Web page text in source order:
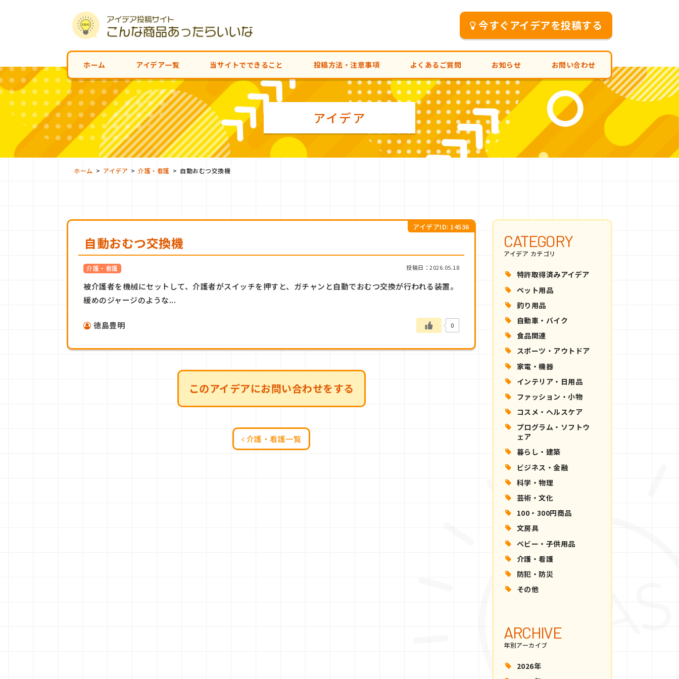
今すぐアイデアを投稿する
ホーム アイデア一覧 当サイトでできること 投稿方法・注意事項 よくあるご質問 お知らせ お問い合わせ
アイデア
ホーム > アイデア > 介護・看護 > 自動おむつ交換機
自動おむつ交換機
アイデアID: 14536
介護・看護 投稿日：2026.05.18
被介護者を機械にセットして、介護者がスイッチを押すと、ガチャンと自動でおむつ交換が行われる装置。
緩めのジャージのような...
徳島豊明 0
このアイデアにお問い合わせをする
介護・看護一覧
CATEGORY
アイデア カテゴリ
特許取得済みアイデア
ペット用品
釣り用品
自動車・バイク
食品関連
スポーツ・アウトドア
家電・機器
インテリア・日用品
ファッション・小物
コスメ・ヘルスケア
プログラム・ソフトウ
ェア
暮らし・建築
ビジネス・金融
科学・物理
芸術・文化
100・300円商品
文房具
ベビー・子供用品
介護・看護
防犯・防災
その他
ARCHIVE
年別アーカイブ
2026年